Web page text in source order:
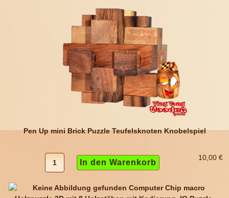
Pen Up mini Brick Puzzle Teufelsknoten Knobelspiel
10,00 €